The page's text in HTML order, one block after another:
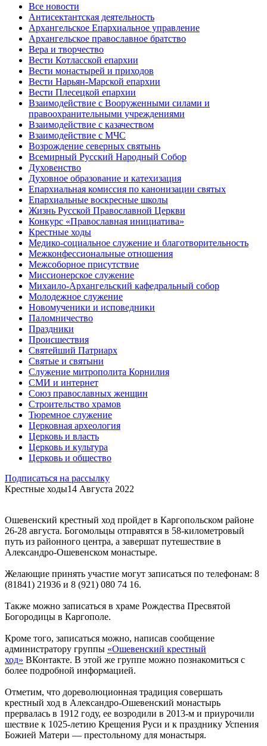
Все новости
Антисектантская деятельность
Архангельское Епархиальное управление
Архангельское православное братство
Вера и творчество
Вести Котласской епархии
Вести монастырей и приходов
Вести Нарьян-Марской епархии
Вести Плесецкой епархии
Взаимодействие с Вооруженными силами и
правоохранительными учреждениями
Взаимодействие с казачеством
Взаимодействие с МЧС
Возрождение северных святынь
Всемирный Русский Народный Собор
Духовенство
Духовное образование и катехизация
Епархиальная комиссия по канонизации святых
Епархиальные воскресные школы
Жизнь Русской Православной Церкви
Конкурс «Православная инициатива»
Крестные ходы
Медико-социальное служение и благотворительность
Межконфессиональные отношения
Межсоборное присутствие
Миссионерское служение
Михаило-Архангельский кафедральный собор
Молодежное служение
Новомученики и исповедники
Паломничество
Праздники
Происшествия
Святейший Патриарх
Святые и святыни
Служение митрополита Корнилия
СМИ и интернет
Союз православных женщин
Строительство храмов
Тюремное служение
Церковная археология
Церковь и власть
Церковь и культура
Церковь и общество
Подписаться на рассылку
Крестные ходы14 Августа 2022
Ошевенский крестный ход пройдет в Каргопольском районе
26-28 августа. Богомольцы отправятся в 58-километровый
путь из районного центра, а завершат путешествие в
Александро-Ошевенском монастыре.
Желающие принять участие могут записаться по телефонам: 8
(81841) 21936 и 8 (921) 080 74 16.
Также можно записаться в храме Рождества Пресвятой
Богородицы в Каргополе.
Кроме того, записаться можно, написав сообщение
администратору группы «Ошевенский крестный
ход» ВКонтакте. В этой же группе можно познакомиться с
более подробной информацией.
Отметим, что дореволюционная традиция совершать
крестный ход в Александро-Ошевенский монастырь
прервалась в 1912 году, ее возродили в 2013-м и приурочили
шествие к 1025-летию Крещения Руси и к празднику Успения
Божией Матери — престольному для монастыря.